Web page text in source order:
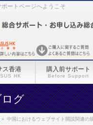
ートページへようこそ
ス香港
HK
購入前サポート
Before Support
グ
» 中国におけるウェブサイト開設関連の